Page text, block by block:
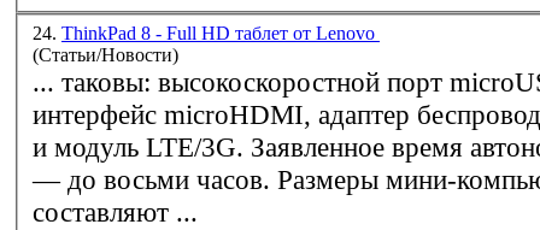
24. ТhinkPad 8 - Full HD таблет от Lenovo
(Статьи/Новости)
... таковы: высокоскоростной порт
интерфейс microHDMI, адаптер
и модуль LTE/3G. Заявленное время
— до восьми часов. Размеры мини-
составляют ...